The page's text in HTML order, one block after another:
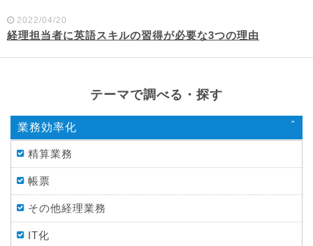
2022/04/20
経理担当者に英語スキルの習得が必要な3つの理由
テーマで調べる・探す
業務効率化
精算業務
帳票
その他経理業務
IT化